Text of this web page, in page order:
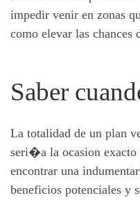
impedir venir en zonas
como elevar las chances
Saber
La totalidad de un plan
seri�a la ocasion exacto
encontrar una
beneficios potenciales y